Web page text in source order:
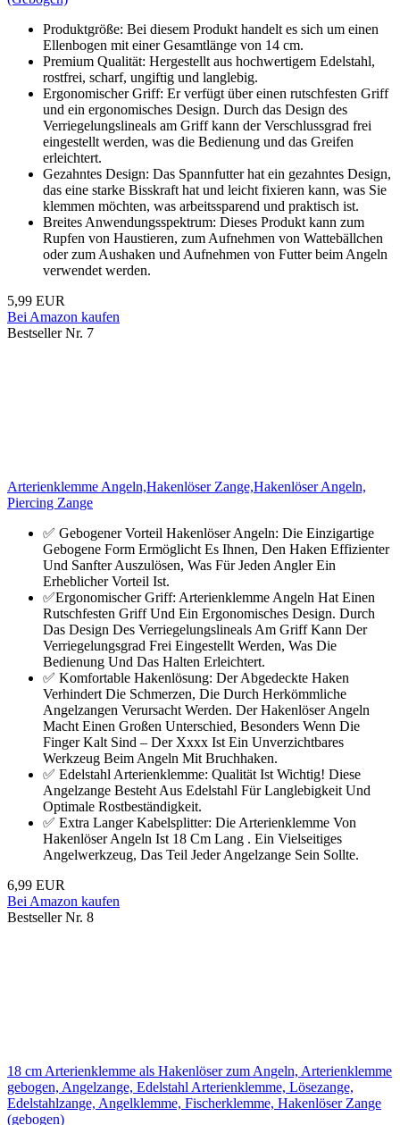
Produktgröße: Bei diesem Produkt handelt es sich um einen
Ellenbogen mit einer Gesamtlänge von 14 cm.
Premium Qualität: Hergestellt aus hochwertigem Edelstahl,
rostfrei, scharf, ungiftig und langlebig.
Ergonomischer Griff: Er verfügt über einen rutschfesten Griff
und ein ergonomisches Design. Durch das Design des
Verriegelungslineals am Griff kann der Verschlussgrad frei
eingestellt werden, was die Bedienung und das Greifen
erleichtert.
Gezahntes Design: Das Spannfutter hat ein gezahntes Design,
das eine starke Bisskraft hat und leicht fixieren kann, was Sie
klemmen möchten, was arbeitssparend und praktisch ist.
Breites Anwendungsspektrum: Dieses Produkt kann zum
Rupfen von Haustieren, zum Aufnehmen von Wattebällchen
oder zum Aushaken und Aufnehmen von Futter beim Angeln
verwendet werden.
5,99 EUR
Bei Amazon kaufen
Bestseller Nr. 7
Arterienklemme Angeln,Hakenlöser Zange,Hakenlöser Angeln,
Piercing Zange
✅ Gebogener Vorteil Hakenlöser Angeln: Die Einzigartige
Gebogene Form Ermöglicht Es Ihnen, Den Haken Effizienter
Und Sanfter Auszulösen, Was Für Jeden Angler Ein
Erheblicher Vorteil Ist.
✅Ergonomischer Griff: Arterienklemme Angeln Hat Einen
Rutschfesten Griff Und Ein Ergonomisches Design. Durch
Das Design Des Verriegelungslineals Am Griff Kann Der
Verriegelungsgrad Frei Eingestellt Werden, Was Die
Bedienung Und Das Halten Erleichtert.
✅ Komfortable Hakenlösung: Der Abgedeckte Haken
Verhindert Die Schmerzen, Die Durch Herkömmliche
Angelzangen Verursacht Werden. Der Hakenlöser Angeln
Macht Einen Großen Unterschied, Besonders Wenn Die
Finger Kalt Sind – Der Xxxx Ist Ein Unverzichtbares
Werkzeug Beim Angeln Mit Bruchhaken.
✅ Edelstahl Arterienklemme: Qualität Ist Wichtig! Diese
Angelzange Besteht Aus Edelstahl Für Langlebigkeit Und
Optimale Rostbeständigkeit.
✅ Extra Langer Kabelsplitter: Die Arterienklemme Von
Hakenlöser Angeln Ist 18 Cm Lang . Ein Vielseitiges
Angelwerkzeug, Das Teil Jeder Angelzange Sein Sollte.
6,99 EUR
Bei Amazon kaufen
Bestseller Nr. 8
18 cm Arterienklemme als Hakenlöser zum Angeln, Arterienklemme
gebogen, Angelzange, Edelstahl Arterienklemme, Lösezange,
Edelstahlzange, Angelklemme, Fischerklemme, Hakenlöser Zange
(gebogen)